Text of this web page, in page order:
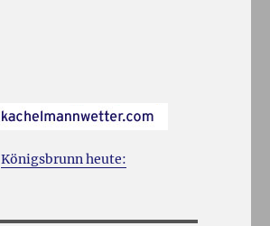
Königsbrunn heute: